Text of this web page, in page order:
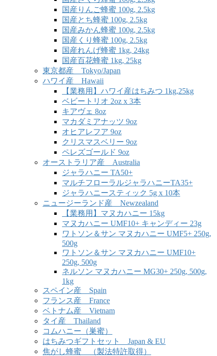
国産りんご蜂蜜 100g, 2.5kg
国産とち蜂蜜 100g, 2.5kg
国産みかん蜂蜜 100g, 2.5kg
国産くり蜂蜜 100g, 2.5kg
国産れんげ蜂蜜 1kg, 24kg
国産百花蜂蜜 1kg, 25kg
東京都産 Tokyo/Japan
ハワイ産 Hawaii
【業務用】ハワイ産はちみつ 1kg,25kg
ベビートリオ 2oz x 3本
キアヴェ 8oz
マカダミアナッツ 9oz
オヒアレフア 9oz
クリスマスベリー 9oz
ペレズゴールド 9oz
オーストラリア産 Australia
ジャラハニー TA50+
マルチフローラルジャラハニーTA35+
ジャラハニースティック 5g x 10本
ニュージーランド産 Newzealand
【業務用】マヌカハニー 15kg
マヌカハニー UMF10+ キャンディー 23g
ワトソン＆サン マヌカハニー UMF5+ 250g,
500g
ワトソン＆サン マヌカハニー UMF10+
250g, 500g
ネルソン マヌカハニー MG30+ 250g, 500g,
1kg
スペイン産 Spain
フランス産 France
ベトナム産 Vietnam
タイ産 Thailand
コムハニー（巣蜜）
はちみつギフトセット Japan & EU
焦がし蜂蜜 （製法特許取得）